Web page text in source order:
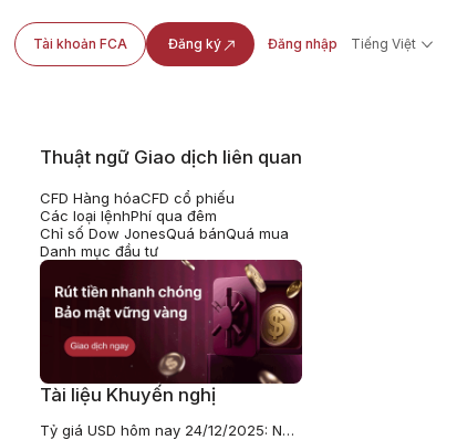
Tài khoản FCA Đăng ký Đăng nhập Tiếng Việt
Thuật ngữ Giao dịch liên quan
CFD Hàng hóaCFD cổ phiếu
Các loại lệnhPhí qua đêm
Chỉ số Dow JonesQuá bánQuá mua
Danh mục đầu tư
Tài liệu Khuyến nghị
Tỷ giá USD hôm nay 24/12/2025: Ngân hàng đi ngang, chợ đen bật tăng